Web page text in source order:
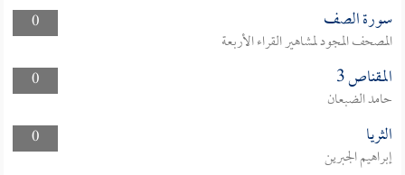
0
سورة الصف
المصحف المجود لمشاهير القراء الأربعة
0
المقناص 3
حامد الضبعان
0
الثريا
إبراهيم الجبرين